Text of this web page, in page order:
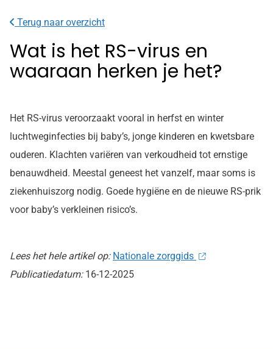
Terug naar overzicht
Wat is het RS-virus en
waaraan herken je het?
Het RS-virus veroorzaakt vooral in herfst en winter
luchtweginfecties bij baby’s, jonge kinderen en kwetsbare
ouderen. Klachten variëren van verkoudheid tot ernstige
benauwdheid. Meestal geneest het vanzelf, maar soms is
ziekenhuiszorg nodig. Goede hygiëne en de nieuwe RS-prik
voor baby’s verkleinen risico’s.
Lees het hele artikel op: Nationale zorggids
Publicatiedatum: 16-12-2025